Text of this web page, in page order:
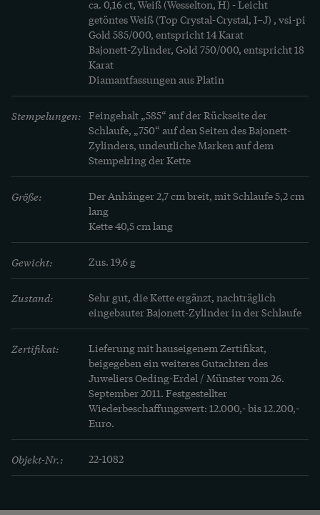
Durch die veränderte Farbigkeit und die
kraftvollen, voluminösen Details, die an Formen
des Biedermeier erinnern, entsteht in den 1930er
Jahren nun jedoch ein ganz anderer Eindruck: Es
ist ein Schmuckstück das verzaubern will und
entführen aus der Gegenwart in eine
romantische, märchenvolle Gegenwelt. Und seien
wir ehrlich: Wer möchte diesen Traum nicht hin
und wieder auch einmal träumen?
Mehr Erfahren
Schmuck des späten Art Déco besinnt sich wieder
mehr auf die Geschichte der Kunst, als dies die
kühle und modernistische Formensprache der
1920er Jahre tat. Mit dem neuen Jahrzehnt
Schmuck in Gelbgold entstand, und hier und da
mischte sich mit modernen Formen die eine oder
andere Reminiszenz an das Biedermeier. Als
Sinnbild der „guten alten Zeit“ kamen hierbei
auch die Formen des sogenannten Schaumgolds
wieder in Mode.
MEHR ERFAHREN
ca. 0,16 ct, Weiß (Wesselton, H) - Leicht
getöntes Weiß (Top Crystal-Crystal, I–J) , vsi-pi
Gold 585/000, entspricht 14 Karat
Bajonett-Zylinder, Gold 750/000, entspricht 18
Karat
Diamantfassungen aus Platin
Stempelungen: Feingehalt „585“ auf der Rückseite der
Schlaufe, „750“ auf den Seiten des Bajonett-
Zylinders, undeutliche Marken auf dem
Stempelring der Kette
Größe:
Der Anhänger 2,7 cm breit, mit Schlaufe 5,2 cm
lang
Kette 40,5 cm lang
Gewicht: Zus. 19,6 g
Zustand:
Sehr gut, die Kette ergänzt, nachträglich
eingebauter Bajonett-Zylinder in der Schlaufe
Zertifikat:
Lieferung mit hauseigenem Zertifikat,
beigegeben ein weiteres Gutachten des
Juweliers Oeding-Erdel / Münster vom 26.
September 2011. Festgestellter
Wiederbeschaffungswert: 12.000,- bis 12.200,-
Euro.
Objekt-Nr.: 22-1082